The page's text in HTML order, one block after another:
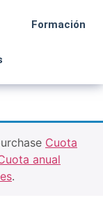
Formación
Cuota
anual
.